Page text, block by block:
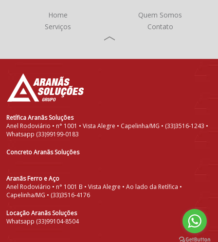
Home
Quem Somos
Serviços
Contato
Retífica Aranãs Soluções
Anel Rodoviário • n° 1001 • Vista Alegre • Capelinha/MG • (33)3516-1243 •
Whatsapp (33)99199-0183
Concreto Aranãs Soluções
Aranãs Ferro e Aço
Anel Rodoviário • n° 1001 B • Vista Alegre • Ao lado da Retífica •
Capelinha/MG • (33)3516-4176
Locação Aranãs Soluções
Whatsapp (33)99104-8504